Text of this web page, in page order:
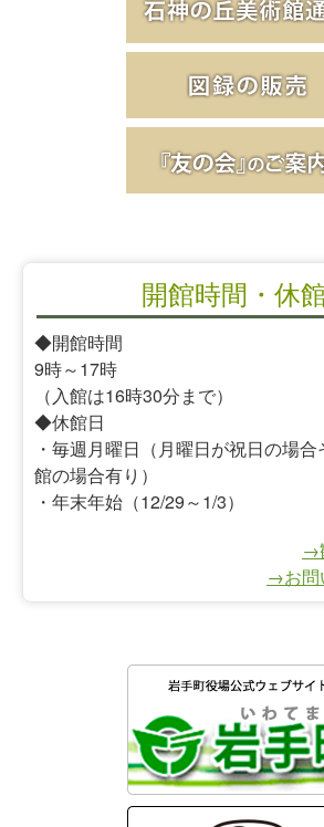
開館時間・休
◆開館時間
9時～17時
（入館は16時30分まで）
◆休館日
・毎週月曜日（月曜日が祝日の場
館の場合有り）
・年末年始（12/29～1/3）
→
→お問